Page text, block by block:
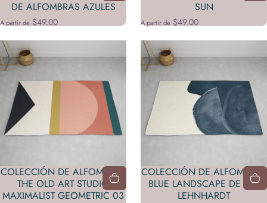
DE ALFOMBRAS AZULES
A partir de $49.00
SUN
A partir de $49.00
COLECCIÓN DE ALFOMBRAS
THE OLD ART STUDIO
MAXIMALIST GEOMETRIC 03
COLECCIÓN DE ALFOMBRAS
BLUE LANDSCAPE DE IRIS
LEHNHARDT